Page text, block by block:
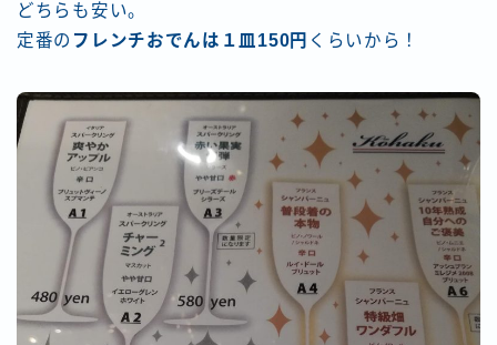
どちらも安い。
定番の フレンチおでんは１皿150円 くらいから！